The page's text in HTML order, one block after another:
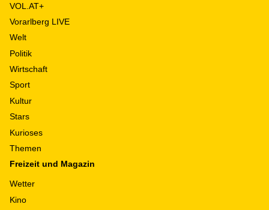
VOL.AT+
Vorarlberg LIVE
Welt
Politik
Wirtschaft
Sport
Kultur
Stars
Kurioses
Themen
Freizeit und Magazin
Wetter
Kino